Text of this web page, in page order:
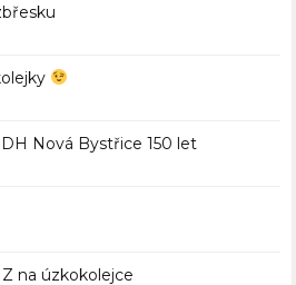
Nová Bystřice 150 let
na úzkokolejce